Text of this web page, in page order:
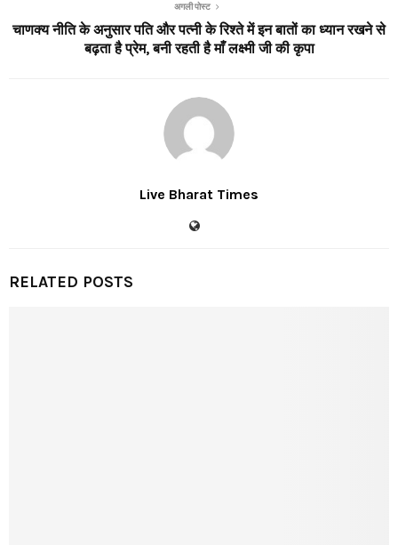
अगली पोस्ट
चाणक्य नीति के अनुसार पति और पत्नी के रिश्ते में इन बातों का ध्यान रखने से
बढ़ता है प्रेम, बनी रहती है माँ लक्ष्मी जी की कृपा
Live Bharat Times
RELATED POSTS